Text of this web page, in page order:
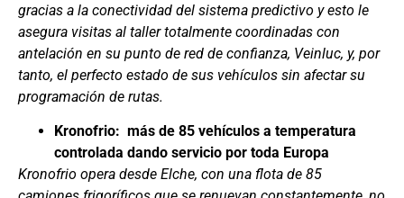
gracias a la conectividad del sistema predictivo y esto le
asegura visitas al taller totalmente coordinadas con
antelación en su punto de red de confianza, Veinluc, y, por
tanto, el perfecto estado de sus vehículos sin afectar su
programación de rutas.
Kronofrio: más de 85 vehículos a temperatura
controlada dando servicio por toda Europa
Kronofrio opera desde Elche, con una flota de 85